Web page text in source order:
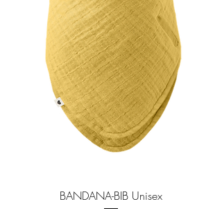
BANDANA-BIB Unisex